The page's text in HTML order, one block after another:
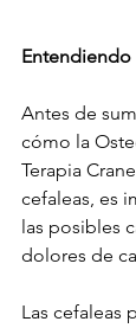
Entendiendo
Antes de
cómo la
Terapia
cefaleas, es
las posibles
dolores de
Las cefaleas